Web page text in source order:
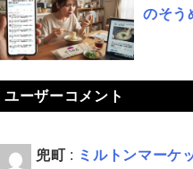
のそう
ユーザーコメント
兜町 : ミルトンマーケ